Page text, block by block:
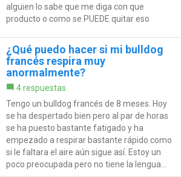
alguien lo sabe que me diga con que
producto o como se PUEDE quitar eso
¿Qué puedo hacer si mi bulldog
francés respira muy
anormalmente?
4 respuestas
Tengo un bulldog francés de 8 meses. Hoy
se ha despertado bien pero al par de horas
se ha puesto bastante fatigado y ha
empezado a respirar bastante rápido como
si le faltara el aire aún sigue así. Estoy un
poco preocupada pero no tiene la lengua...